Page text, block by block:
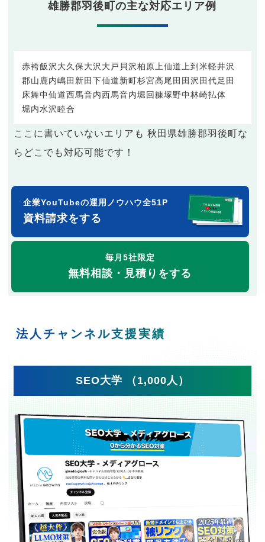
雄勝郡羽後町の主な対応エリア例
赤袴飯沢 大久保大沢 大戸 貝沢柏原 上仙道 上到米軽井沢
郡山 鹿内嶋田新田下仙道新町杉宮高尾田 田沢 田代足田
床舞中仙道西馬音内西馬音内堀回糠塚野中林崎払体
堀内水沢睦合
ここに書いていないエリアも 秋田県雄勝郡羽後町な
らどこでも対応可能です！
企業YouTubeの運用ノウハウ全51P
資料請求をする
毎月5社限定
無料相談・見積りをする
法人チャンネル支援実績
SEO大学 （1,000人）